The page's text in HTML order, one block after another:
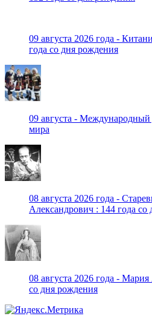
09 августа 2026 года -
года со дня рождения
09 августа -
мира
08 августа 2026 года -
Александрович : 144 года со
08 августа 2026 года -
со дня рождения